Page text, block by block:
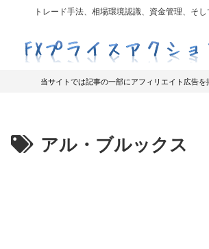
トレード手法、相場環境認識、資金管理、そ
当サイトでは記事の一部にアフィリエイト広告を
アル・ブルックス